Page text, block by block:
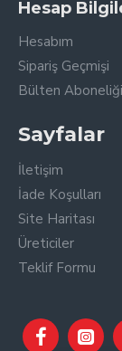
Hesap
Hesabım
Sipariş Geçmişi
Bülten Aboneliği
Sayfalar
İletişim
İade Koşulları
Site Haritası
Üreticiler
Teklif Formu